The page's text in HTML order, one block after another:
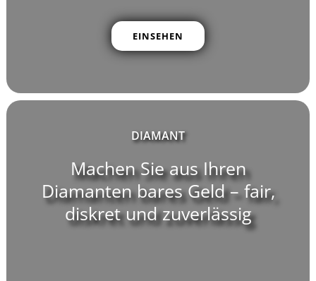
EINSEHEN
DIAMANT
Machen Sie aus Ihren
Diamanten bares Geld – fair,
diskret und zuverlässig